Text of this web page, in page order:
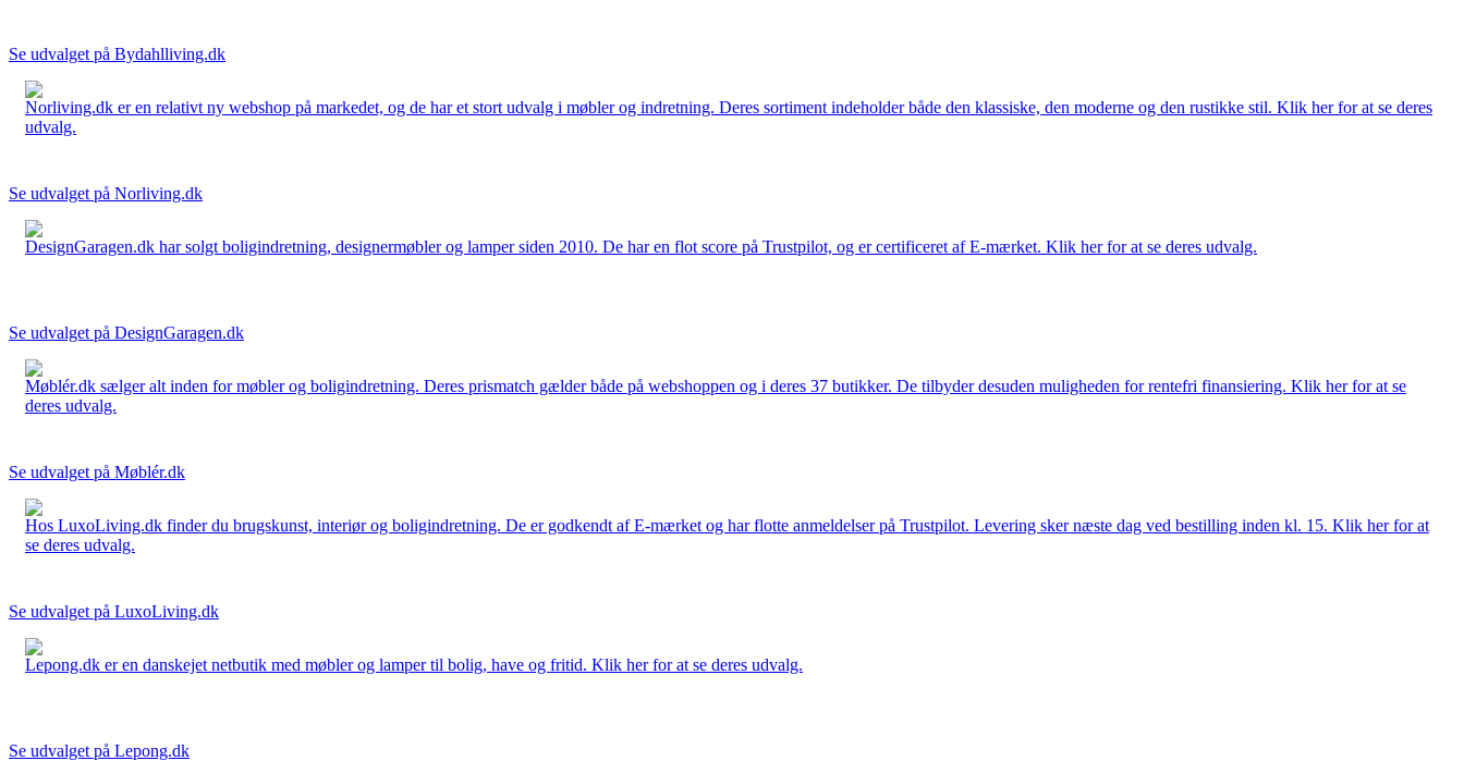
Se udvalget på Bydahlliving.dk
Norliving.dk er en relativt ny webshop på markedet, og de har et stort udvalg i møbler og indretning. Deres sortiment indeholder både den klassiske, den moderne og den rustikke stil. Klik her for at se deres
udvalg.
Se udvalget på Norliving.dk
DesignGaragen.dk har solgt boligindretning, designermøbler og lamper siden 2010. De har en flot score på Trustpilot, og er certificeret af E-mærket. Klik her for at se deres udvalg.
Se udvalget på DesignGaragen.dk
Møblér.dk sælger alt inden for møbler og boligindretning. Deres prismatch gælder både på webshoppen og i deres 37 butikker. De tilbyder desuden muligheden for rentefri finansiering. Klik her for at se
deres udvalg.
Se udvalget på Møblér.dk
Hos LuxoLiving.dk finder du brugskunst, interiør og boligindretning. De er godkendt af E-mærket og har flotte anmeldelser på Trustpilot. Levering sker næste dag ved bestilling inden kl. 15. Klik her for at
se deres udvalg.
Se udvalget på LuxoLiving.dk
Lepong.dk er en danskejet netbutik med møbler og lamper til bolig, have og fritid. Klik her for at se deres udvalg.
Se udvalget på Lepong.dk